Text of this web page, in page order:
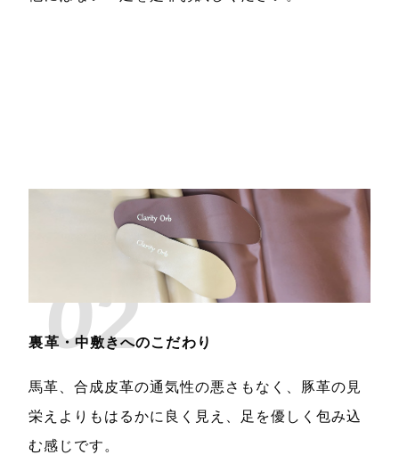
02
裏革・中敷きへのこだわり
馬革、合成皮革の通気性の悪さもなく、豚革の見
栄えよりもはるかに良く見え、足を優しく包み込
む感じです。